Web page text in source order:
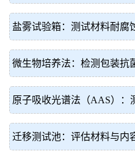
盐雾试验箱：测试材料耐腐
微生物培养法：检测包装抗
原子吸收光谱法（AAS）：
迁移测试池：评估材料与内